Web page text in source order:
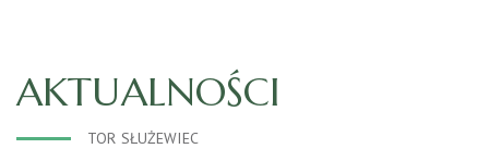
AKTUALNOŚCI
TOR SŁUŻEWIEC